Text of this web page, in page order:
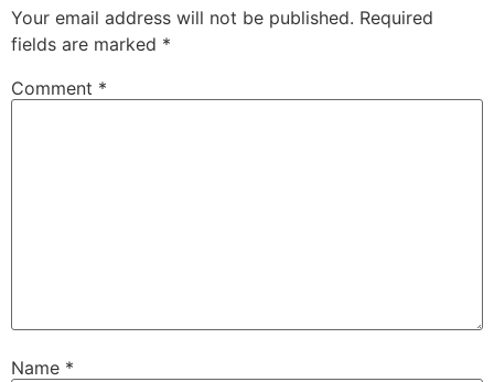
Your email address will not be published. Required
fields are marked *
Comment *
Name *